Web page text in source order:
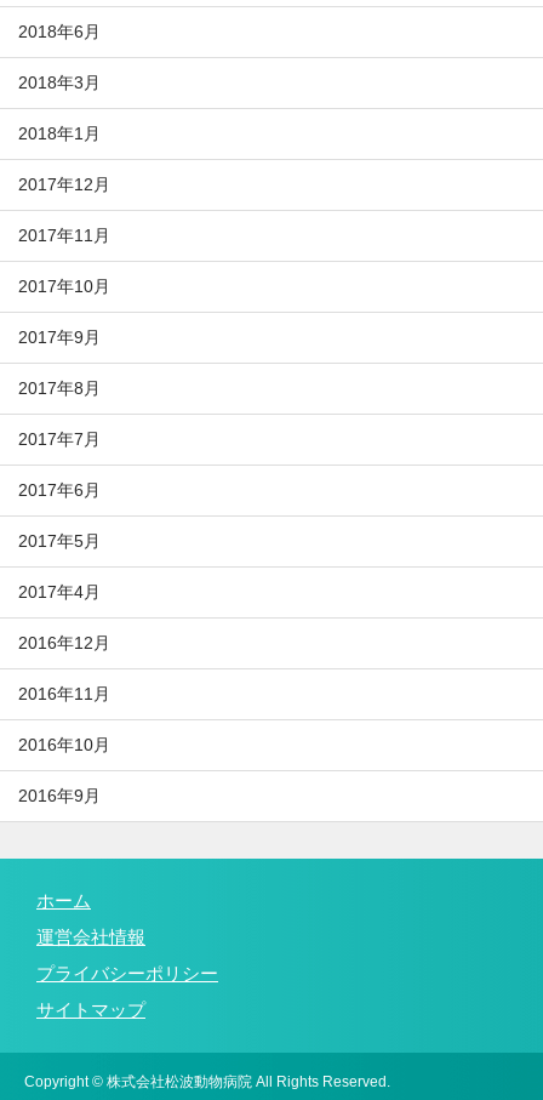
2018年6月
2018年3月
2018年1月
2017年12月
2017年11月
2017年10月
2017年9月
2017年8月
2017年7月
2017年6月
2017年5月
2017年4月
2016年12月
2016年11月
2016年10月
2016年9月
ホーム
運営会社情報
プライバシーポリシー
サイトマップ
Copyright © 株式会社松波動物病院 All Rights Reserved.